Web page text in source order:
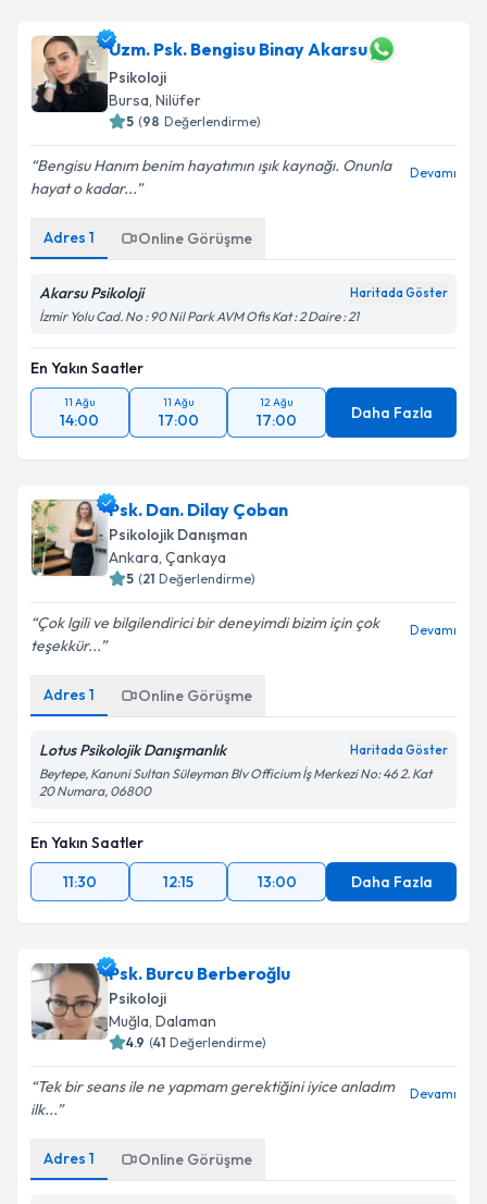
Uzm. Psk. Bengisu Binay Akarsu
Psikoloji
Bursa,Nilüfer
( Değerlendirme)
Bengisu Hanım benim hayatımın ışık kaynağı. Onunla
hayat o kadar...
Adres 1 Online Görüşme
Akarsu Psikoloji
En Yakın Saatler
11 Ağu
14:00
11 Ağu
17:00
12 Ağu
17:00 Daha Fazla
Psk. Dan. Dilay Çoban
Psikolojik Danışman
Ankara,Çankaya
( Değerlendirme)
Çok lgili ve bilgilendirici bir deneyimdi bizim için çok
teşekkür...
Adres 1 Online Görüşme
Lotus Psikolojik Danışmanlık
Beytepe, Kanuni Sultan Süleyman Blv Officium İş Merkezi No: 46 2. Kat
20 Numara, 06800
En Yakın Saatler
11:30
12:15 13:00 Daha Fazla
Psk. Burcu Berberoğlu
Psikoloji
Muğla,Dalaman
( Değerlendirme)
Tek bir seans ile ne yapmam gerektiğini iyice anladım
ilk...
Adres 1 Online Görüşme